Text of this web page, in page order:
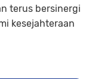
terus bersinergi
kesejahteraan